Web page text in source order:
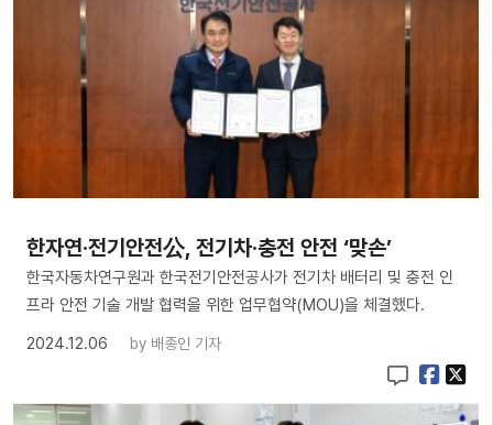
한자연·전기안전公, 전기차·충전 안전 ‘맞손’
한국자동차연구원과 한국전기안전공사가 전기차 배터리 및 충전 인
프라 안전 기술 개발 협력을 위한 업무협약(MOU)을 체결했다.
2024.12.06
by 배종인 기자